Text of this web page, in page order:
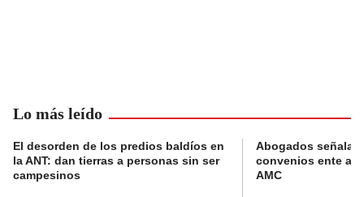
Lo más leído
El desorden de los predios baldíos en
la ANT: dan tierras a personas sin ser
campesinos
Abogados
convenios ente
AMC